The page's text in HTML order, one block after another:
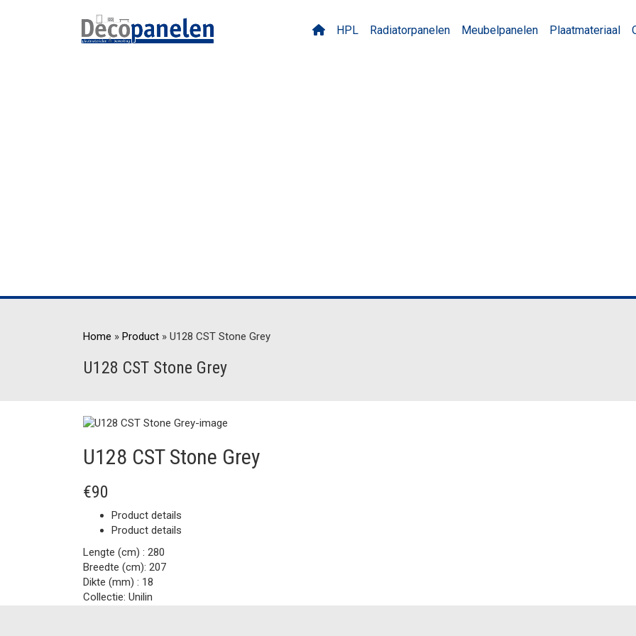
HPL Radiatorpanelen Meubelpanelen Plaatmateriaal
Home » Product » U128 CST Stone Grey
U128 CST Stone Grey
U128 CST Stone Grey
€90
Product details
Product details
Lengte (cm) : 280
Breedte (cm): 207
Dikte (mm) : 18
Collectie: Unilin